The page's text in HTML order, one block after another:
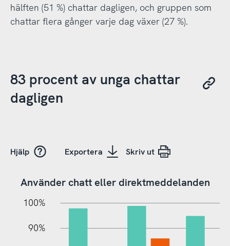
hälften (51 %) chattar dagligen, och gruppen som
chattar flera gånger varje dag växer (27 %).
83 procent av unga chattar
dagligen
Hjälp Exportera Skriv ut
Använder chatt eller direktmeddelanden
100%
90%